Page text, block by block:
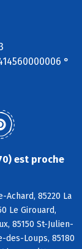
°
est proche
Achard, 85220 La
Le Girouard,
85150 St-Julien-
des-Loups, 85180